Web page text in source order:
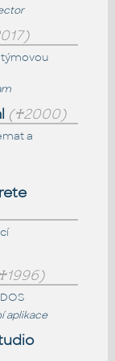
týmovou
(♰2000)
a
aplikace